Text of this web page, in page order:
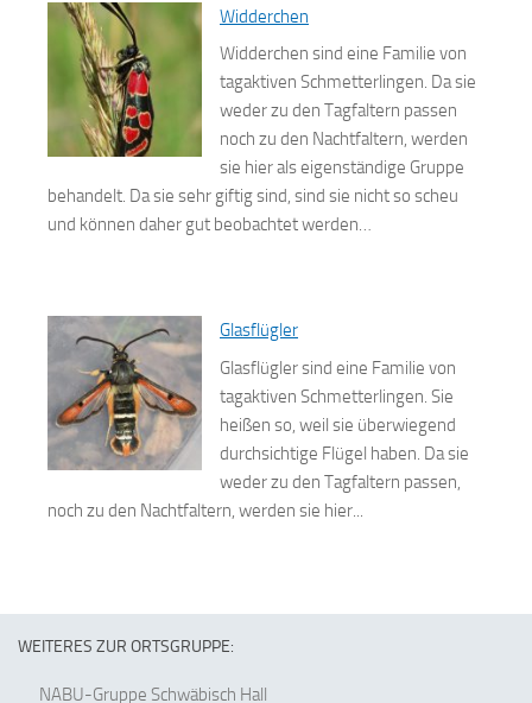
Widderchen
Widderchen sind eine Familie von
tagaktiven Schmetterlingen. Da sie
weder zu den Tagfaltern passen
noch zu den Nachtfaltern, werden
sie hier als eigenständige Gruppe
behandelt. Da sie sehr giftig sind, sind sie nicht so scheu
und können daher gut beobachtet werden…
Glasflügler
Glasflügler sind eine Familie von
tagaktiven Schmetterlingen. Sie
heißen so, weil sie überwiegend
durchsichtige Flügel haben. Da sie
weder zu den Tagfaltern passen,
noch zu den Nachtfaltern, werden sie hier...
WEITERES ZUR ORTSGRUPPE:
NABU-Gruppe Schwäbisch Hall